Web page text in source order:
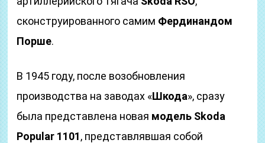
сконструированного самим Фердинандом
Порше.
В 1945 году, после возобновления
производства на заводах «Шкода», сразу
была представлена новая модель Skoda
Popular 1101, представлявшая собой